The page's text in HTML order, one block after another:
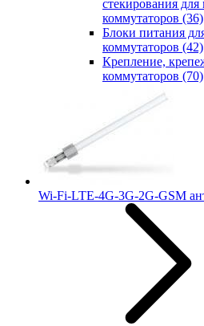
стекирования
коммутаторов (36)
Блоки питания
коммутаторов (42)
Крепление,
коммутаторов (70)
Wi-Fi-LTE-4G-3G-2G-GSM